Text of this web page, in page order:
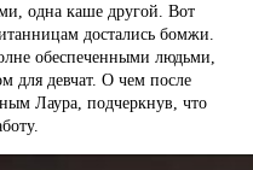
одна каше другой. Вот
достались бомжи.
обеспеченными людьми,
для девчат. О чем после
Лаура, подчеркнув, что